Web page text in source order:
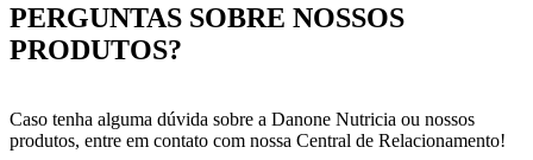
PERGUNTAS SOBRE NOSSOS
PRODUTOS?
Caso tenha alguma dúvida sobre a Danone Nutricia ou nossos
produtos, entre em contato com nossa Central de Relacionamento!